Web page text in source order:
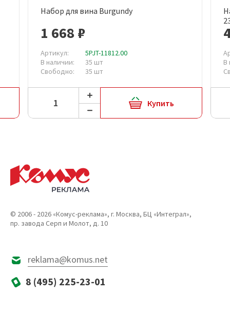
Набор для вина Burgundy
1 668 ₽
Артикул:
5PJT-11812.00
В наличии:
35 шт
Свободно:
35 шт
Купить
В
© 2006 - 2026 «Комус-реклама», г. Москва, БЦ «Интеграл»,
пр. завода Серп и Молот, д. 10
reklama@komus.net
8 (495) 225-23-01